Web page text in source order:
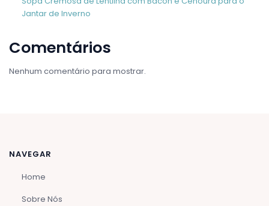
Jantar de Inverno
Comentários
Nenhum comentário para mostrar.
NAVEGAR
Home
Sobre Nós